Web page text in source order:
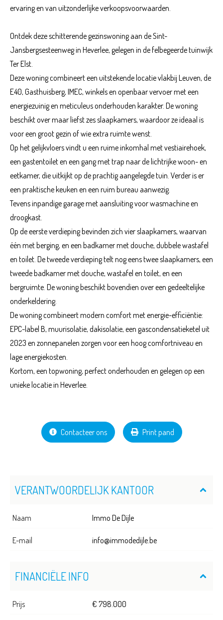
ervaring en van uitzonderlijke verkoopsvoorwaarden.
Ontdek deze schitterende gezinswoning aan de Sint-
Jansbergsesteenweg in Heverlee, gelegen in de felbegeerde tuinwijk
Ter Elst.
Deze woning combineert een uitstekende locatie vlakbij Leuven, de
E40, Gasthuisberg, IMEC, winkels en openbaar vervoer met een
energiezuinig en meticuleus onderhouden karakter. De woning
beschikt over maar liefst zes slaapkamers, waardoor ze ideaal is
voor een groot gezin of wie extra ruimte wenst.
Op het gelijkvloers vindt u een ruime inkomhal met vestiairehoek,
een gastentoilet en een gang met trap naar de lichtrijke woon- en
eetkamer, die uitkijkt op de prachtig aangelegde tuin. Verder is er
een praktische keuken en een ruim bureau aanwezig.
Tevens inpandige garage met aansluiting voor wasmachine en
droogkast.
Op de eerste verdieping bevinden zich vier slaapkamers, waarvan
één met berging, en een badkamer met douche, dubbele wastafel
en toilet. De tweede verdieping telt nog eens twee slaapkamers, een
tweede badkamer met douche, wastafel en toilet, en een
bergruimte. De woning beschikt bovendien over een gedeeltelijke
onderkeldering.
De woning combineert modern comfort met energie-efficiëntie:
EPC-label B, muurisolatie, dakisolatie, een gascondensatieketel uit
2023 en zonnepanelen zorgen voor een hoog comfortniveau en
lage energiekosten.
Kortom, een topwoning, perfect onderhouden en gelegen op een
unieke locatie in Heverlee.
Contacteer ons Print pand
VERANTWOORDELIJK KANTOOR
Naam Immo De Dijle
E-mail info@immodedijle.be
FINANCIËLE INFO
Prijs € 798.000